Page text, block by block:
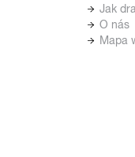
Jak
O nás
Mapa